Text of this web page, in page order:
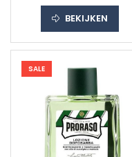
BEKIJKEN
SALE